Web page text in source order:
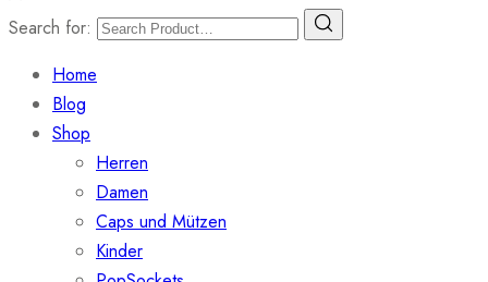
Search for:
Home
Blog
Shop
Herren
Damen
Caps und Mützen
Kinder